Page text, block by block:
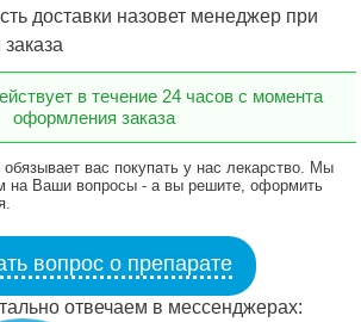
доставки назовет менеджер при
в течение 24 часов с момента
оформления заказа
вас покупать у нас лекарство. Мы
на Ваши вопросы - а вы решите, оформить
вопрос о препарате
отвечаем в мессенджерах: